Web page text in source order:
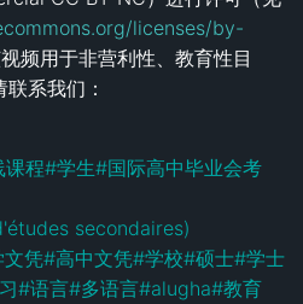
licenses/by-
频用于非营利性、教育性目
系我们：
课程#学生#国际高中毕业会考
secondaires)
文凭#高中文凭#学校#硕士#学士
#语言#多语言#alugha#教育